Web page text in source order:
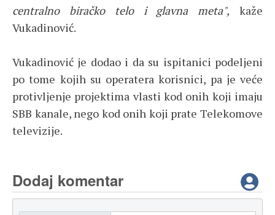
centralno biračko telo i glavna meta", kaže
Vukadinović.
Vukadinović je dodao i da su ispitanici podeljeni
po tome kojih su operatera korisnici, pa je veće
protivljenje projektima vlasti kod onih koji imaju
SBB kanale, nego kod onih koji prate Telekomove
televizije.
Dodaj komentar